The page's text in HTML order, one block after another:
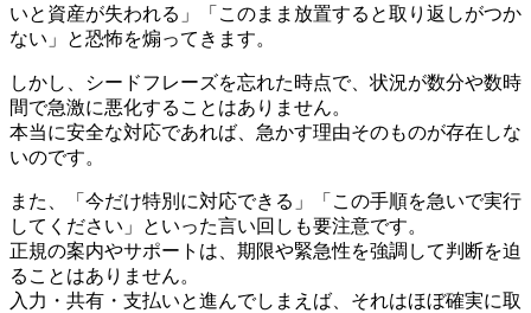
いと資産が失われる」「このまま放置すると取り返しがつか
ない」と恐怖を煽ってきます。
しかし、シードフレーズを忘れた時点で、状況が数分や数時
間で急激に悪化することはありません。
本当に安全な対応であれば、急かす理由そのものが存在しな
いのです。
また、「今だけ特別に対応できる」「この手順を急いで実行
してください」といった言い回しも要注意です。
正規の案内やサポートは、期限や緊急性を強調して判断を迫
ることはありません。
入力・共有・支払いと進んでしまえば、それはほぼ確実に取